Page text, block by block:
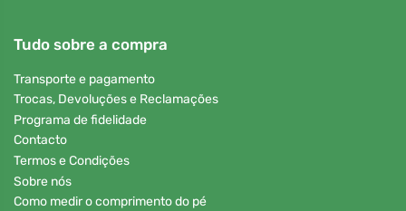
Tudo sobre a compra
Transporte e pagamento
Trocas, Devoluções e Reclamações
Programa de fidelidade
Contacto
Termos e Condições
Sobre nós
Como medir o comprimento do pé